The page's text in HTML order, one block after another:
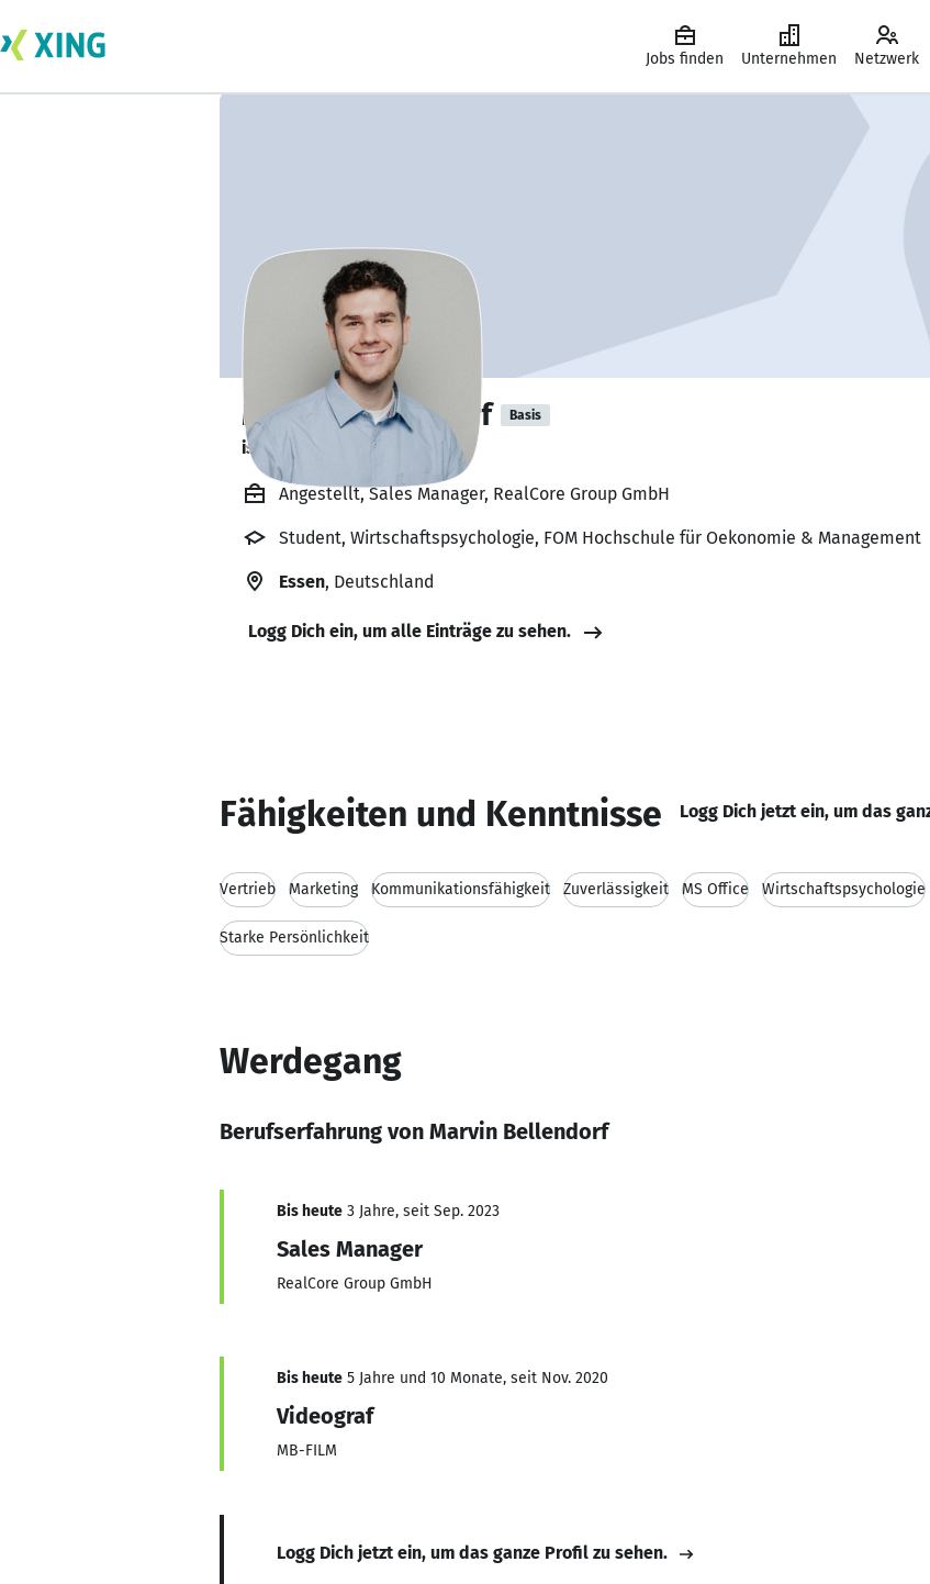
Jobs finden Unternehmen Netzwerk
Marvin Bellendorf Basis
ist offen für Projekte. 🔎
Angestellt, Sales Manager, RealCore Group GmbH
Student, Wirtschaftspsychologie, FOM Hochschule für Oekonomie & Management
Essen, Deutschland
Logg Dich ein, um alle Einträge zu sehen.
Fähigkeiten und Kenntnisse Logg Dich jetzt ein, um das
Vertrieb Marketing Kommunikationsfähigkeit Zuverlässigkeit MS Office Wirtschaftspsychologie
Starke Persönlichkeit
Werdegang
Berufserfahrung von Marvin Bellendorf
Bis heute 3 Jahre, seit Sep. 2023
Sales Manager
RealCore Group GmbH
Bis heute 5 Jahre und 10 Monate, seit Nov. 2020
Videograf
MB-FILM
Logg Dich jetzt ein, um das ganze Profil zu sehen.